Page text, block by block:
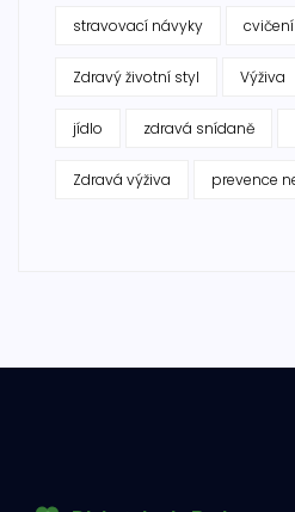
stravovací návyky cvičení
Zdravý životní styl Výživa
jídlo zdravá snídaně
Zdravá výživa prevence